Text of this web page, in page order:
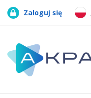
Zaloguj się